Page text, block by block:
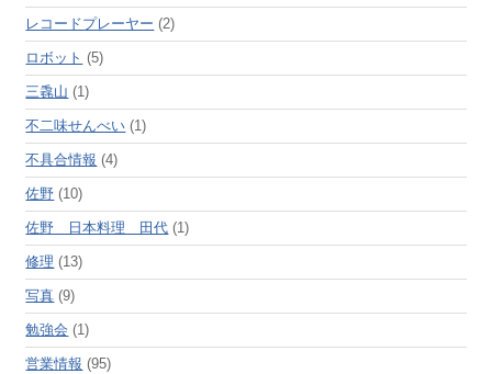
レコードプレーヤー (2)
ロボット (5)
三毳山 (1)
不二味せんべい (1)
不具合情報 (4)
佐野 (10)
佐野 日本料理 田代 (1)
修理 (13)
写真 (9)
勉強会 (1)
営業情報 (95)